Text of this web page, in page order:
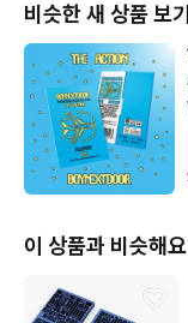
비슷한 새 상품 보기
이 상품과 비슷해요